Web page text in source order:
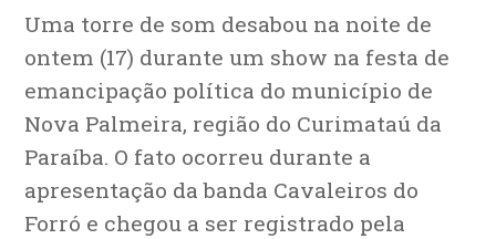
Uma torre de som desabou na noite de
ontem (17) durante um show na festa de
emancipação política do município de
Nova Palmeira, região do Curimataú da
Paraíba. O fato ocorreu durante a
apresentação da banda Cavaleiros do
Forró e chegou a ser registrado pela